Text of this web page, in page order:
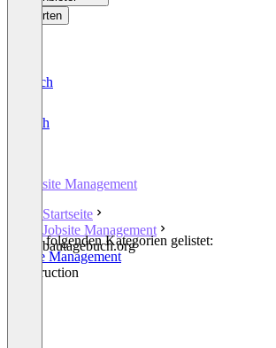
Bewerten
Deutsch
English
Jobsite Management
Startseite
Jobsite Management
bautagebuch.org
In den folgenden Kategorien gelistet:
Jobsite Management
Construction